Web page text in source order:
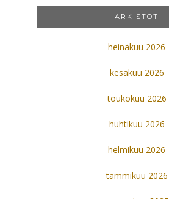
ARKISTOT
heinäkuu 2026
kesäkuu 2026
toukokuu 2026
huhtikuu 2026
helmikuu 2026
tammikuu 2026